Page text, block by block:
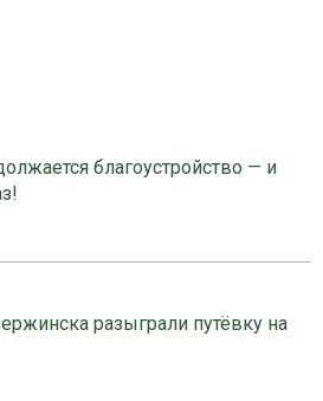
благоустройство — и
разыграли путёвку на